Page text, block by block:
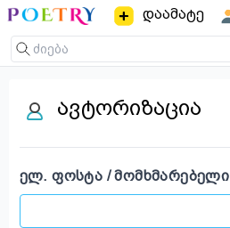
დაამატე
ავტორიზაცია
ᲔᲚ. ᲤᲝᲡᲢᲐ / ᲛᲝᲛᲮᲛᲐᲠᲔᲑᲔᲚᲘ